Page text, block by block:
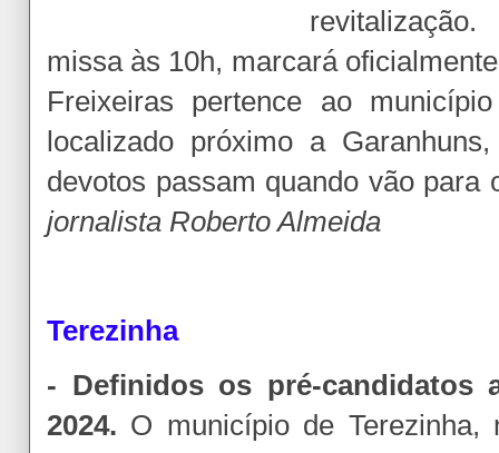
missa às 10h, marcará
Freixeiras pertence ao
localizado próximo a
devotos passam quando vão para
jornalista Roberto Almeida
Terezinha
- Definidos os pré-candidatos
2024. O município de